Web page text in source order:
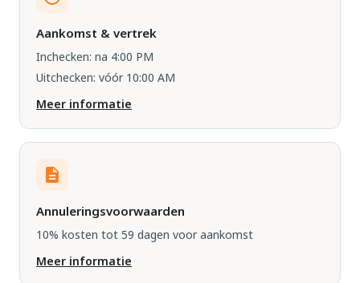
Aankomst & vertrek
Inchecken: na 4:00 PM
Uitchecken: vóór 10:00 AM
Meer informatie
Annuleringsvoorwaarden
10% kosten tot 59 dagen voor aankomst
Meer informatie